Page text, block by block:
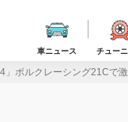
車ニュース チュー
」ボルクレーシング21Cで